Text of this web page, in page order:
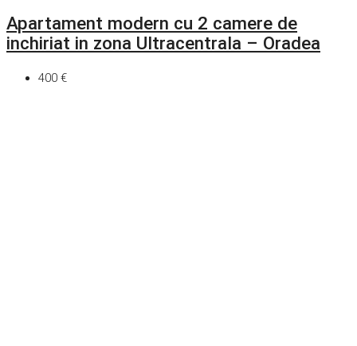
Apartament modern cu 2 camere de
inchiriat in zona Ultracentrala – Oradea
400 €